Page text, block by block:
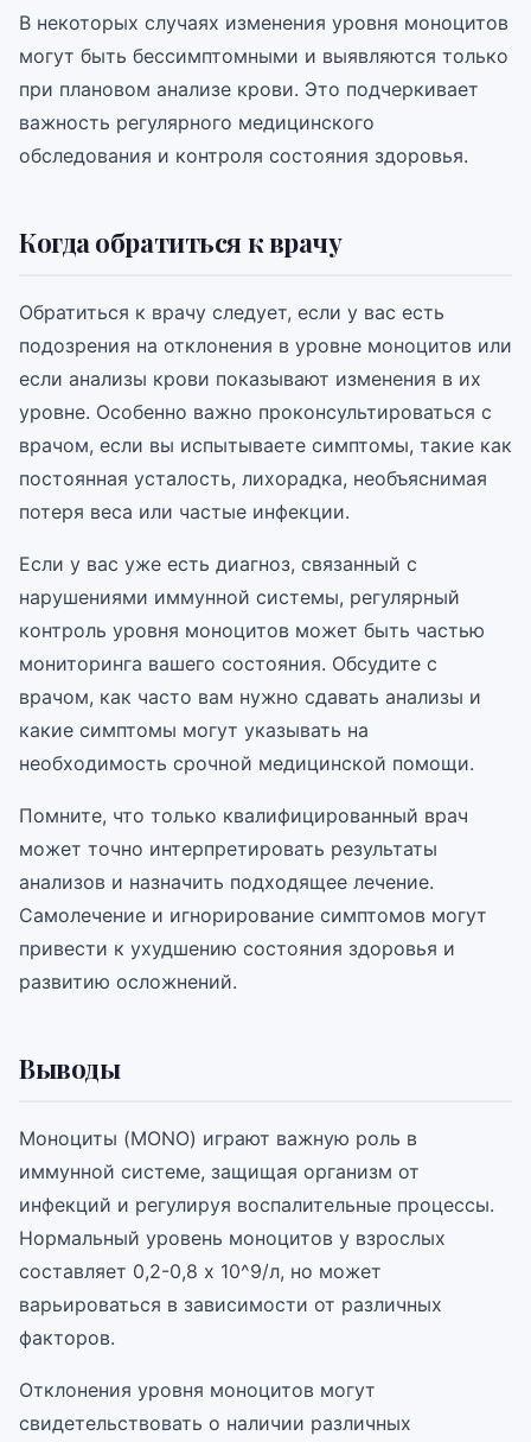
В некоторых случаях изменения уровня моноцитов
могут быть бессимптомными и выявляются только
при плановом анализе крови. Это подчеркивает
важность регулярного медицинского
обследования и контроля состояния здоровья.
Когда обратиться к врачу
Обратиться к врачу следует, если у вас есть
подозрения на отклонения в уровне моноцитов или
если анализы крови показывают изменения в их
уровне. Особенно важно проконсультироваться с
врачом, если вы испытываете симптомы, такие как
постоянная усталость, лихорадка, необъяснимая
потеря веса или частые инфекции.
Если у вас уже есть диагноз, связанный с
нарушениями иммунной системы, регулярный
контроль уровня моноцитов может быть частью
мониторинга вашего состояния. Обсудите с
врачом, как часто вам нужно сдавать анализы и
какие симптомы могут указывать на
необходимость срочной медицинской помощи.
Помните, что только квалифицированный врач
может точно интерпретировать результаты
анализов и назначить подходящее лечение.
Самолечение и игнорирование симптомов могут
привести к ухудшению состояния здоровья и
развитию осложнений.
Выводы
Моноциты (MONO) играют важную роль в
иммунной системе, защищая организм от
инфекций и регулируя воспалительные процессы.
Нормальный уровень моноцитов у взрослых
составляет 0,2-0,8 x 10^9/л, но может
варьироваться в зависимости от различных
факторов.
Отклонения уровня моноцитов могут
свидетельствовать о наличии различных